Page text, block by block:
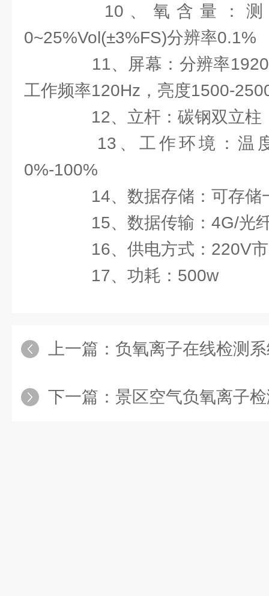
10、氧含量：测
0~25%Vol(±3%FS)分辨率0.1%
11、屏幕：分辨率
工作频率120Hz，亮度1500-
12、立杆：碳钢双立柱
13、工作环境：温
0%-100%
14、数据存储：可存储
15、数据传输：4G/光
16、供电方式：220V
17、功耗：500w
上一篇： 负氧离子在线检测系统：
下一篇： 景区空气负氧离子